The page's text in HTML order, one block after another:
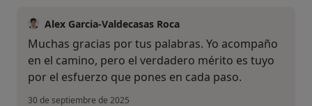
Alex Garcia-Valdecasas Roca
Muchas gracias por tus palabras. Yo acompaño
en el camino, pero el verdadero mérito es tuyo
por el esfuerzo que pones en cada paso.
30 de septiembre de 2025